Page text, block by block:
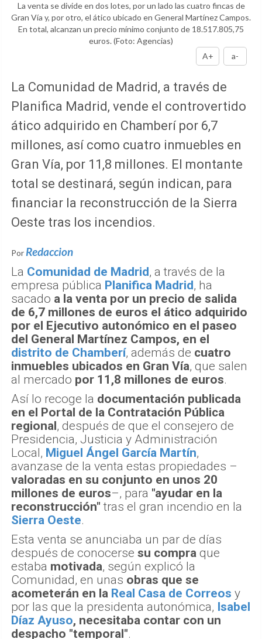
La venta se divide en dos lotes, por un lado las cuatro fincas de
Gran Vía y, por otro, el ático ubicado en General Martínez Campos.
En total, alcanzan un precio mínimo conjunto de 18.517.805,75
euros.(Foto: Agencias)
A+
a-
La Comunidad de Madrid, a través de
Planifica Madrid, vende el controvertido
ático adquirido en Chamberí por 6,7
millones, así como cuatro inmuebles en
Gran Vía, por 11,8 millones. El montante
total se destinará, según indican, para
financiar la reconstrucción de la Sierra
Oeste tras los incendios.
Por Redaccion
La Comunidad de Madrid, a través de la
empresa pública Planifica Madrid, ha
sacado a la venta por un precio de salida
de 6,7 millones de euros el ático adquirido
por el Ejecutivo autonómico en el paseo
del General Martínez Campos, en el
distrito de Chamberí, además de cuatro
inmuebles ubicados en Gran Vía, que salen
al mercado por 11,8 millones de euros.
Así lo recoge la documentación publicada
en el Portal de la Contratación Pública
regional , después de que el consejero de
Presidencia, Justicia y Administración
Local, Miguel Ángel García Martín,
avanzase de la venta estas propiedades –
valoradas en su conjunto en unos 20
millones de euros–, para "ayudar en la
reconstrucción" tras el gran incendio en la
Sierra Oeste.
Esta venta se anunciaba un par de días
después de conocerse su compra que
estaba motivada, según explicó la
Comunidad, en unas obras que se
acometerán en la Real Casa de Correos y
por las que la presidenta autonómica, Isabel
Díaz Ayuso, necesitaba contar con un
despacho "temporal".